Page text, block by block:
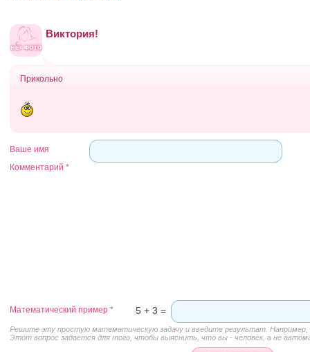
Виктория!
Прикольно
Ваше имя
Комментарий *
Этот вопрос задается для того, чтобы выяснить, что вы - человек, а не
Математический пример * 5 + 3 =
Решите эту простую математическую задачу и введите результат. Например,